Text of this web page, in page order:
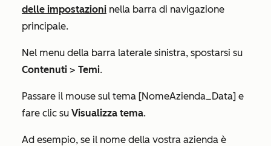
delle impostazioni nella barra di navigazione
principale.
Nel menu della barra laterale sinistra, spostarsi su
Contenuti > Temi.
Passare il mouse sul tema [NomeAzienda_Data] e
fare clic su Visualizza tema.
Ad esempio, se il nome della vostra azienda è